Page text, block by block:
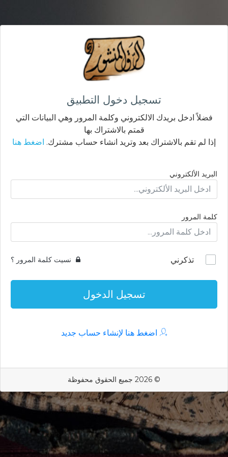
تسجيل دخول التطبيق
فضلاً ادخل بريدك الالكتروني وكلمة المرور وهي البيانات التي
قمتم بالاشتراك بها
إذا لم تقم بالاشتراك بعد وتريد انشاء حساب مشترك. اضغط هنا
البريد الألكتروني
كلمة المرور
تذكرني نسيت كلمة المرور ؟
تسجيل الدخول
اضغط هنا لإنشاء حساب جديد
© 2026 جميع الحقوق محفوظة